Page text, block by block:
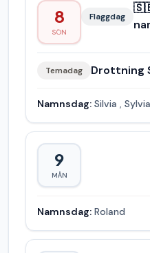
8
SÖN
Flaggdag
Temadag Drottning
Namnsdag: Silvia , Sylvia
9
MÅN
Namnsdag: Roland